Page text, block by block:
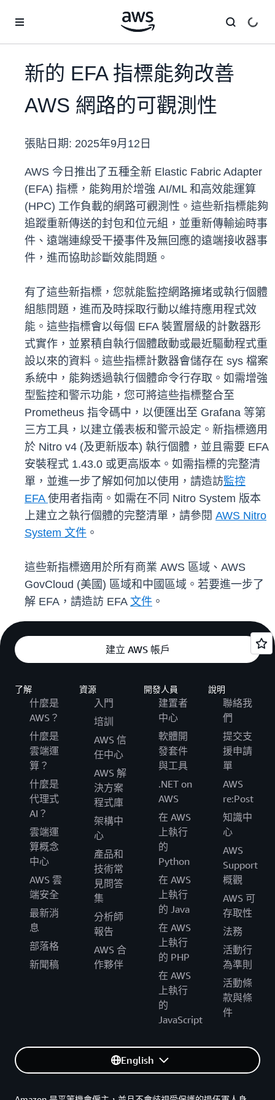
新的 EFA 指標能夠改善
AWS 網路的可觀測性
張貼日期: 2025年9月12日
AWS 今日推出了五種全新 Elastic Fabric Adapter
(EFA) 指標，能夠用於增強 AI/ML 和高效能運算
(HPC) 工作負載的網路可觀測性。這些新指標能夠
追蹤重新傳送的封包和位元組，並重新傳輸逾時事
件、遠端連線受干擾事件及無回應的遠端接收器事
件，進而協助診斷效能問題。
有了這些新指標，您就能監控網路擁堵或執行個體
組態問題，進而及時採取行動以維持應用程式效
能。這些指標會以每個 EFA 裝置層級的計數器形
式實作，並累積自執行個體啟動或最近驅動程式重
設以來的資料。這些指標計數器會儲存在 sys 檔案
系統中，能夠透過執行個體命令行存取。如需增強
型監控和警示功能，您可將這些指標整合至
Prometheus 指令碼中，以便匯出至 Grafana 等第
三方工具，以建立儀表板和警示設定。新指標適用
於 Nitro v4 (及更新版本) 執行個體，並且需要 EFA
安裝程式 1.43.0 或更高版本。如需指標的完整清
單，並進一步了解如何加以使用，請造訪監控
EFA 使用者指南。如需在不同 Nitro System 版本
上建立之執行個體的完整清單，請參閱 AWS Nitro
System 文件 。
這些新指標適用於所有商業 AWS 區域、AWS
GovCloud (美國) 區域和中國區域。若要進一步了
解 EFA，請造訪 EFA 文件 。
建立 AWS 帳戶
了解
什麼是
AWS？
什麼是
雲端運
算？
什麼是
代理式
AI？
雲端運
算概念
中心
AWS 雲
端安全
最新消
息
部落格
新聞稿
資源
入門
培訓
AWS 信
任中心
AWS 解
決方案
程式庫
架構中
心
產品和
技術常
見問答
集
分析師
報告
AWS 合
作夥伴
開發人員
建置者
中心
軟體開
發套件
與工具
.NET on
AWS
在 AWS
上執行
的
Python
在 AWS
上執行
的 Java
在 AWS
上執行
的 PHP
在 AWS
上執行
的
JavaScript
說明
聯絡我
們
提交支
援申請
單
AWS
re:Post
知識中
心
AWS
Support
概觀
AWS 可
存取性
法務
活動行
為準則
活動條
款與條
件
English